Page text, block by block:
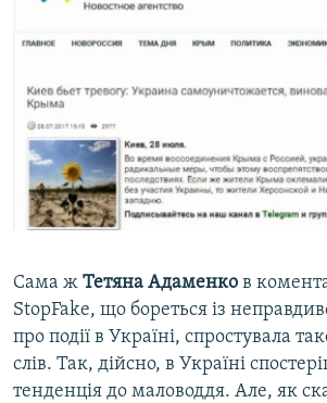
Сама ж Тетяна Адаменко в
StopFake, що бореться із
про події в Україні, спростувала
слів. Так, дійсно, в Україні
тенденція до маловоддя. Але, як